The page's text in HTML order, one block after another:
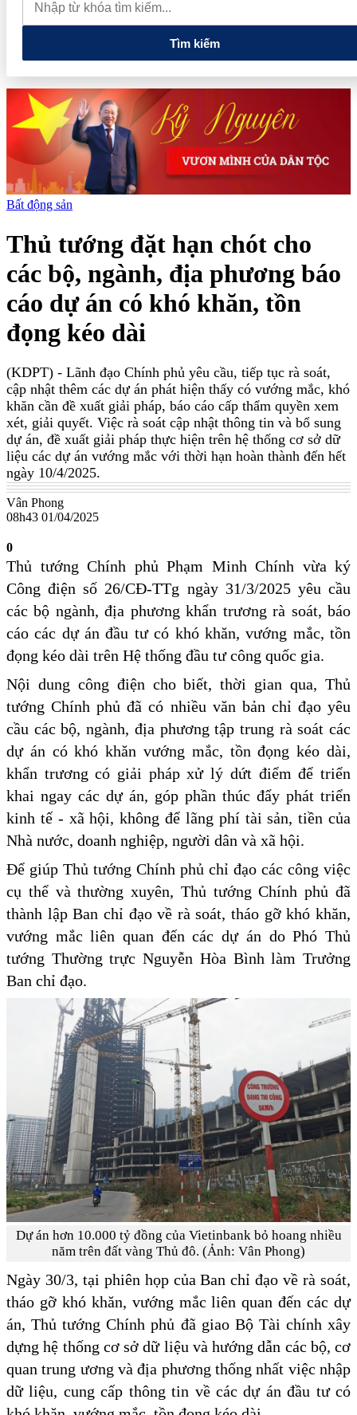
Giá vàng sáng nay (7/8): Vàng SJC quay đầu giảm sâu
các cơ chế, chính sách đặc thù để thúc đẩy phát triển khu kinh tế đặc
Tìm kiếm
Bất động sản
Thủ tướng đặt hạn chót cho
các bộ, ngành, địa phương báo
cáo dự án có khó khăn, tồn
đọng kéo dài
(KDPT) - Lãnh đạo Chính phủ yêu cầu, tiếp tục rà soát,
cập nhật thêm các dự án phát hiện thấy có vướng mắc, khó
khăn cần đề xuất giải pháp, báo cáo cấp thẩm quyền xem
xét, giải quyết. Việc rà soát cập nhật thông tin và bổ sung
dự án, đề xuất giải pháp thực hiện trên hệ thống cơ sở dữ
liệu các dự án vướng mắc với thời hạn hoàn thành đến hết
ngày 10/4/2025.
Vân Phong
08h43 01/04/2025
0
Thủ tướng Chính phủ Phạm Minh Chính vừa ký
Công điện số 26/CĐ-TTg ngày 31/3/2025 yêu cầu
các bộ ngành, địa phương khẩn trương rà soát, báo
cáo các dự án đầu tư có khó khăn, vướng mắc, tồn
đọng kéo dài trên Hệ thống đầu tư công quốc gia.
Nội dung công điện cho biết, thời gian qua, Thủ
tướng Chính phủ đã có nhiều văn bản chỉ đạo yêu
cầu các bộ, ngành, địa phương tập trung rà soát các
dự án có khó khăn vướng mắc, tồn đọng kéo dài,
khẩn trương có giải pháp xử lý dứt điểm để triển
khai ngay các dự án, góp phần thúc đẩy phát triển
kinh tế - xã hội, không để lãng phí tài sản, tiền của
Nhà nước, doanh nghiệp, người dân và xã hội.
Để giúp Thủ tướng Chính phủ chỉ đạo các công việc
cụ thể và thường xuyên, Thủ tướng Chính phủ đã
thành lập Ban chỉ đạo về rà soát, tháo gỡ khó khăn,
vướng mắc liên quan đến các dự án do Phó Thủ
tướng Thường trực Nguyễn Hòa Bình làm Trưởng
Ban chỉ đạo.
Dự án hơn 10.000 tỷ đồng của Vietinbank bỏ hoang nhiều
năm trên đất vàng Thủ đô. (Ảnh: Vân Phong)
Ngày 30/3, tại phiên họp của Ban chỉ đạo về rà soát,
tháo gỡ khó khăn, vướng mắc liên quan đến các dự
án, Thủ tướng Chính phủ đã giao Bộ Tài chính xây
dựng hệ thống cơ sở dữ liệu và hướng dẫn các bộ, cơ
quan trung ương và địa phương thống nhất việc nhập
dữ liệu, cung cấp thông tin về các dự án đầu tư có